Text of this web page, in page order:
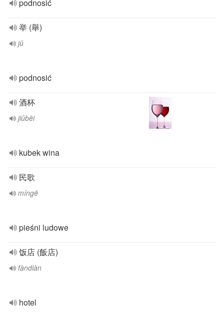
podnosić
举 (舉)
jǔ
podnosić
酒杯
jiǔbēi
kubek wina
民歌
míngē
pieśni ludowe
饭店 (飯店)
fàndiàn
hotel